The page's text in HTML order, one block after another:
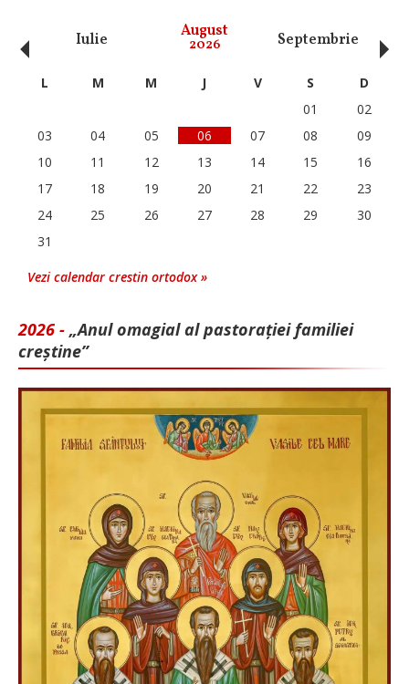
Iulie August
2026 Septembrie
‹ L M M J V S
D
01
02
03
04 05 06 07 08
09
10
11 12 13 14 15
16
17
18 19 20 21 22
23
24
25 26 27 28 29
30
31
Vezi calendar crestin ortodox »
2026 - „Anul omagial al pastorației familiei
creștine”